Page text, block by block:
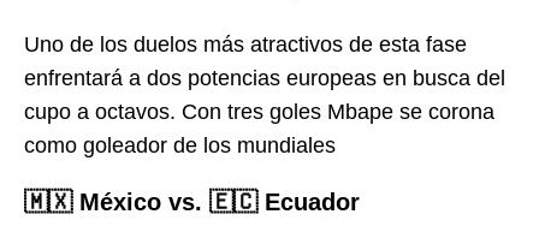
Uno de los duelos más atractivos de esta fase
enfrentará a dos potencias europeas en busca del
cupo a octavos. Con tres goles Mbape se corona
como goleador de los mundiales
🇲🇽 México vs. 🇪🇨 Ecuador